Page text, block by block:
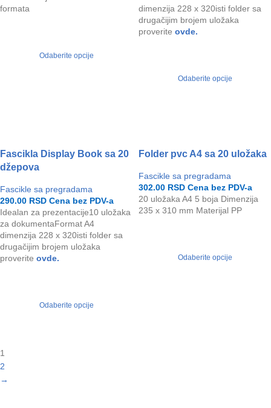
formata
Odaberite opcije
dimenzija 228 x 320isti folder sa
drugačijim brojem uložaka
proverite ovde.
Odaberite opcije
Fascikla Display Book sa 20
džepova
Fascikle sa pregradama
290.00 RSD Cena bez PDV-a
Idealan za prezentacije10 uložaka
za dokumentaFormat A4
dimenzija 228 x 320isti folder sa
drugačijim brojem uložaka
proverite ovde.
Odaberite opcije
Folder pvc A4 sa 20 uložaka
Fascikle sa pregradama
302.00 RSD Cena bez PDV-a
20 uložaka A4 5 boja Dimenzija
235 x 310 mm Materijal PP
Odaberite opcije
1
2
→